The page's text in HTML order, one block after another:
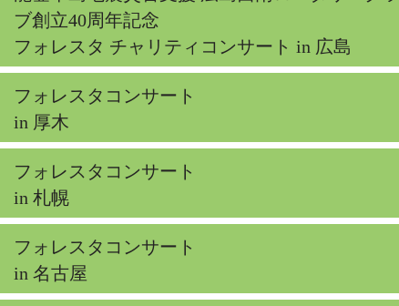
ブ創立40周年記念
フォレスタ チャリティコンサート in 広島
フォレスタコンサート
in 厚木
フォレスタコンサート
in 札幌
フォレスタコンサート
in 名古屋